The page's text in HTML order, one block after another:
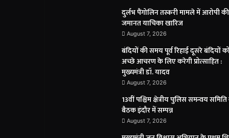
दुर्लभ पैंगोलिन तस्करी मामले में आरोपी की
जमानत याचिका खारिज
August 7, 2026
बंदियों की समय पूर्व रिहाई दूसरे बंदियों
अच्छे आचरण के लिए करेगी प्रोत्साहित :
मुख्यमंत्री डॉ. यादव
August 7, 2026
13वीं पश्चिम क्षेत्रीय पुलिस समन्वय
बैठक इंदौर में सम्पन्न
August 7, 2026